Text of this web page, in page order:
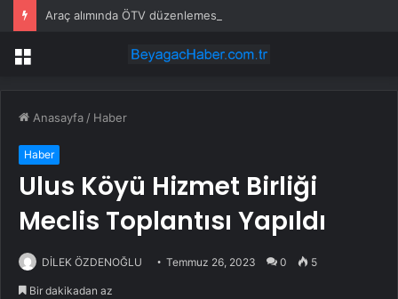
Menü
Anasayfa / Haber
Haber
Ulus Köyü Hizmet Birliği
Meclis Toplantısı Yapıldı
DİLEK ÖZDENOĞLU Temmuz 26, 2023 0 5
Bir dakikadan az